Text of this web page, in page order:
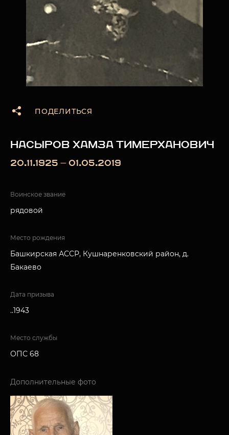
ПОДЕЛИТЬСЯ
НАСЫРОВ ХАМЗА ТИМЕРХАНОВИЧ
20.11.1925 — 01.05.2019
Воинское звание
рядовой
Место рождения
Башкирская АССР, Кушнаренковский район, д.
Бакаево
Дата призыва
..1943
Место службы
ОПС 68
Дополнительные фото